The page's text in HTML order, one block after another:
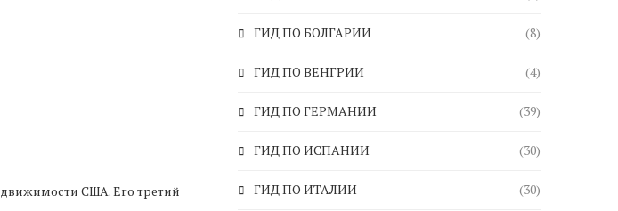
США. Его третий
ГИД ПО БОЛГАРИИ (8)
ГИД ПО ВЕНГРИИ (4)
ГИД ПО ГЕРМАНИИ (39)
ГИД ПО ИСПАНИИ (30)
ГИД ПО ИТАЛИИ (30)